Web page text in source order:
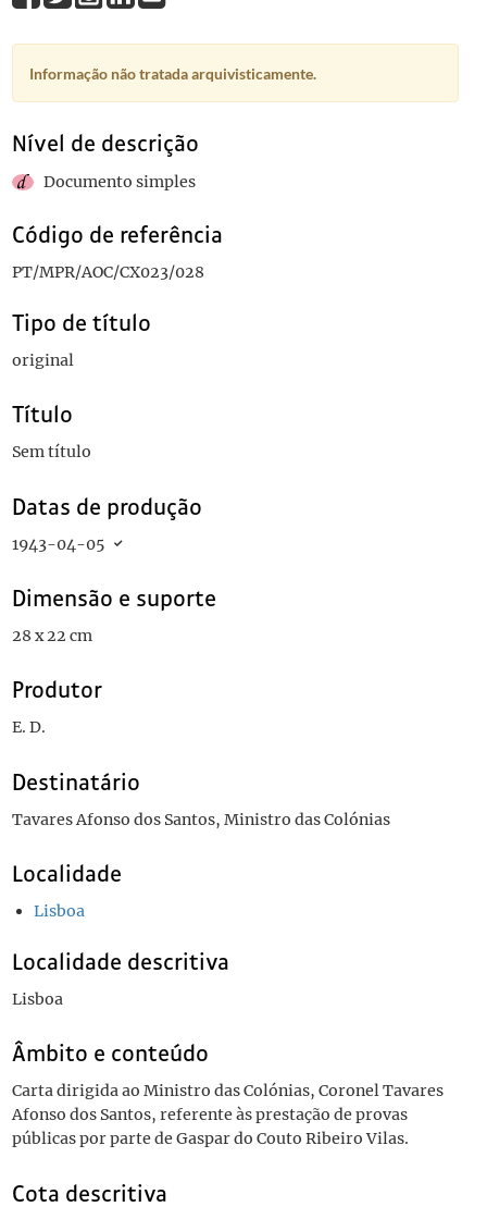
Informação não tratada arquivisticamente.
Nível de descrição
Documento simples
Código de referência
PT/MPR/AOC/CX023/028
Tipo de título
original
Título
Sem título
Datas de produção
1943-04-05
Dimensão e suporte
28 x 22 cm
Produtor
E. D.
Destinatário
Tavares Afonso dos Santos, Ministro das Colónias
Localidade
Lisboa
Localidade descritiva
Lisboa
Âmbito e conteúdo
Carta dirigida ao Ministro das Colónias, Coronel Tavares
Afonso dos Santos, referente às prestação de provas
públicas por parte de Gaspar do Couto Ribeiro Vilas.
Cota descritiva